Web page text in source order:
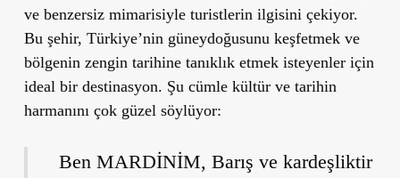
ve benzersiz mimarisiyle turistlerin ilgisini çekiyor.
Bu şehir, Türkiye’nin güneydoğusunu keşfetmek ve
bölgenin zengin tarihine tanıklık etmek isteyenler için
ideal bir destinasyon. Şu cümle kültür ve tarihin
harmanını çok güzel söylüyor:
Ben MARDİNİM, Barış ve kardeşliktir